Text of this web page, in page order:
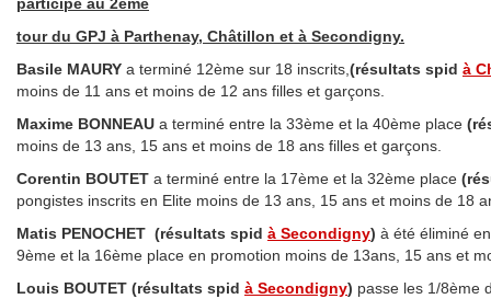
tour du GPJ à Parthenay, Châtillon et à Secondigny.
Basile MAURY a terminé 12ème sur 18 inscrits, (résultats spid à
moins de 11 ans et moins de 12 ans filles et garçons.
Maxime BONNEAU a terminé entre la 33ème et la 40ème place
moins de 13 ans, 15 ans et moins de 18 ans filles et garçons.
Corentin BOUTET a terminé entre la 17ème et la 32ème place
pongistes inscrits en Elite moins de 13 ans, 15 ans et moins de 18
Matis PENOCHET (résultats spid à Secondigny) à été éliminé
9ème et la 16ème place en promotion moins de 13ans, 15 ans et
Louis BOUTET (résultats spid à Secondigny) passe les 1/8ème